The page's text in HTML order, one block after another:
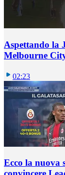
Aspettando la
Melbourne
02:23
Ecco la nuova